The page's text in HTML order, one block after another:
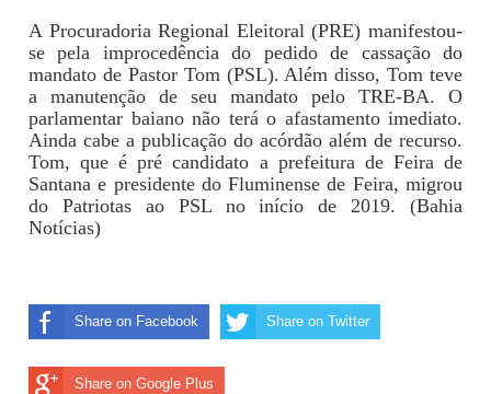
A Procuradoria Regional Eleitoral (PRE) manifestou-
se pela improcedência do pedido de cassação do
mandato de Pastor Tom (PSL). Além disso, Tom teve
a manutenção de seu mandato pelo TRE-BA. O
parlamentar baiano não terá o afastamento imediato.
Ainda cabe a publicação do acórdão além de recurso.
Tom, que é pré candidato a prefeitura de Feira de
Santana e presidente do Fluminense de Feira, migrou
do Patriotas ao PSL no início de 2019. (Bahia
Notícias)
Share on Facebook Share on Twitter
Share on Google Plus